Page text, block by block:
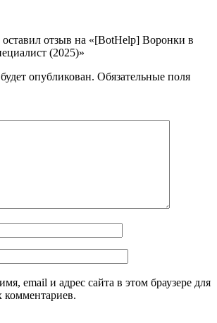
оставил отзыв на «[BotHelp] Воронки в
(2025)»
опубликован. Обязательные поля
email и адрес сайта в этом браузере для